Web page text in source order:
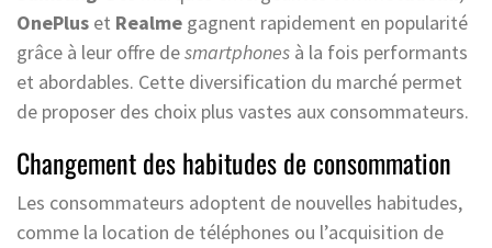
OnePlus et Realme gagnent rapidement en popularité
grâce à leur offre desmartphones à la fois performants
et abordables. Cette diversification du marché permet
de proposer des choix plus vastes aux consommateurs.
Changement des habitudes de consommation
Les consommateurs adoptent de nouvelles habitudes,
comme la location de téléphones ou l’acquisition de